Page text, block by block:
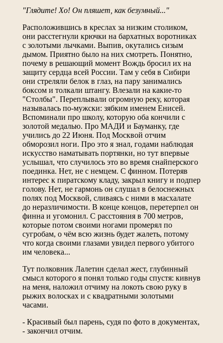
"Глядите! Хо! Он пляшет, как безумный..."
Расположившись в креслах за низким столиком,
они расстегнули крючки на бархатных воротниках
с золотыми лычками. Выпив, окутались сизым
дымом. Приятно было на них смотреть. Понятно,
почему в решающий момент Вождь бросил их на
защиту сердца всей России. Там у себя в Сибири
они стреляли белок в глаз, на пару занимались
боксом и толкали штангу. Влезали на какие-то
"Столбы". Переплывали огромную реку, которая
называлась по-мужски: зябким именем Енисей.
Вспоминали про школу, которую оба кончили с
золотой медалью. Про МАДИ и Бауманку, где
учились до 22 Июня. Под Москвой отчим
обморозил ноги. Про это я знал, годами наблюдая
искусство наматывать портянки, но тут впервые
услышал, что случилось это во время снайперского
поединка. Нет, не с немцем. С финном. Потеряв
интерес к пиратскому кладу, закрыл книгу и подпер
голову. Нет, не гармонь он слушал в белоснежных
полях под Москвой, сливаясь с ними в масхалате
до неразличимости. В конце концов, перетерпел он
финна и угомонил. С расстояния в 700 метров,
которые потом своими ногами промерял по
сугробам, о чём всю жизнь будет жалеть, потому
что когда своими глазами увидел первого убитого
им человека...
Тут полковник Лалетин сделал жест, глубинный
смысл которого я понял только годы спустя: кивнув
на меня, наложил отчиму на локоть свою руку в
рыжих волосках и с квадратными золотыми
часами.
- Красивый был парень, судя по фото в документах,
- закончил отчим.